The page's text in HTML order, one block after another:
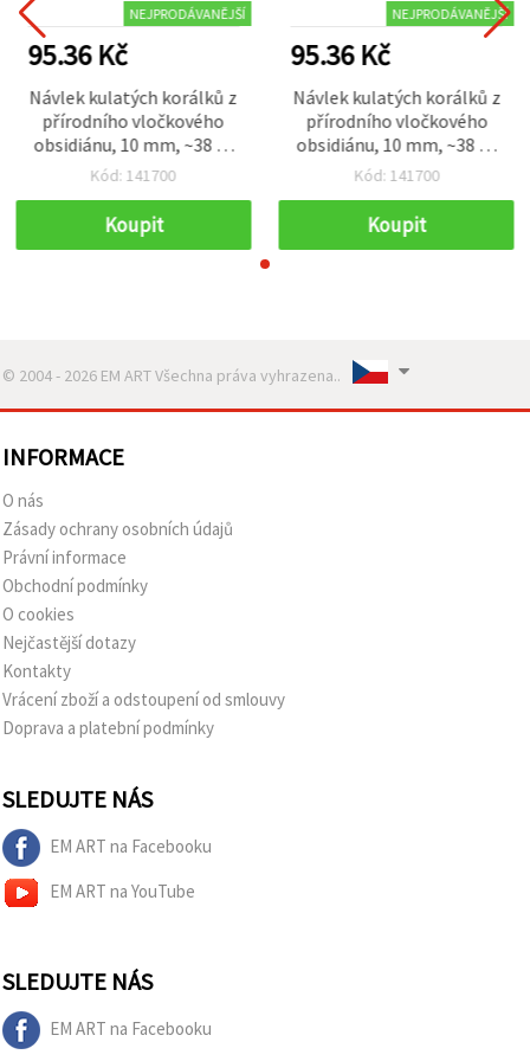
NEJPRODÁVANĚJŠÍ
95.36 Kč
Návlek kulatých korálků z
přírodního vločkového
obsidiánu, 10 mm, ~38 ks
— černé kamenné korálky
Kód: 141700
Koupit
NEJPRODÁVANĚJŠÍ
95.36 Kč
Návlek kulatých korálků z
přírodního vločkového
obsidiánu, 10 mm, ~38 ks
— černé kamenné korálky
Kód: 141700
Koupit
© 2004 - 2026 EM ART Všechna práva vyhrazena..
INFORMACE
O nás
Zásady ochrany osobních údajů
Právní informace
Obchodní podmínky
O cookies
Nejčastější dotazy
Kontakty
Vrácení zboží a odstoupení od smlouvy
Doprava a platební podmínky
SLEDUJTE NÁS
EM ART na Facebooku
EM ART na YouTube
SLEDUJTE NÁS
EM ART na Facebooku